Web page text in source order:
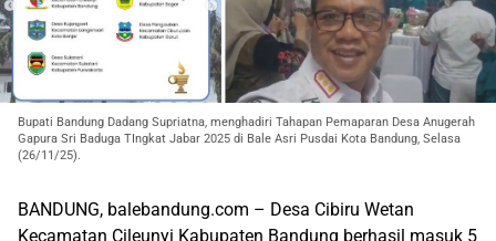
Bupati Bandung Dadang Supriatna, menghadiri Tahapan Pemaparan Desa Anugerah
Gapura Sri Baduga TIngkat Jabar 2025 di Bale Asri Pusdai Kota Bandung, Selasa
(26/11/25).
BANDUNG, balebandung.com – Desa Cibiru Wetan
Kecamatan Cileunyi Kabupaten Bandung berhasil masuk 5